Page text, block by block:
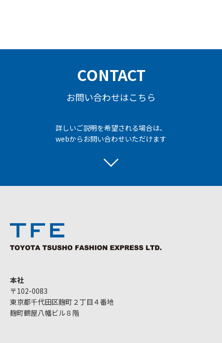
CONTACT
お問い合わせはこちら
詳しいご説明を希望される場合は、
webからお問い合わせいただけます
本社
〒102-0083
東京都千代田区麹町２丁目４番地
麹町鶴屋八幡ビル８階